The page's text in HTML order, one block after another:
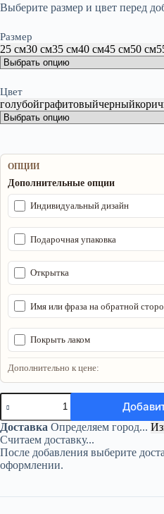
Выберите размер и цвет перед
Размер
25 см30 см35 см40 см45 см50 см
Цвет
голубойграфитовыйчерный
ОПЦИИ
Дополнительные опции
Индивидуальный дизайн
Подарочная упаковка
Открытка
Имя или фраза на обратной
Покрыть лаком
Дополнительно к цене:
Количество
товара
Алтарь
«Лилит»
—
Исток
силы
Доставка Определяем город...
Считаем доставку...
После добавления выберите
оформлении.